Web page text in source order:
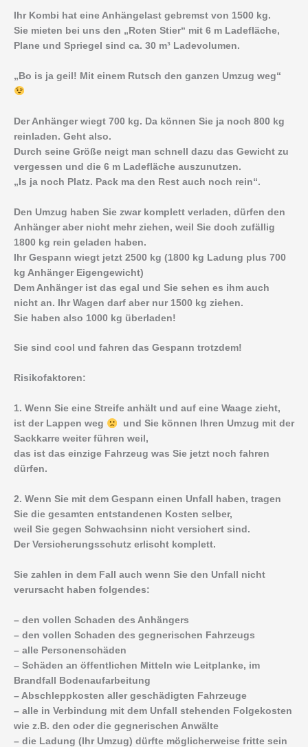
Ihr Kombi hat eine Anhängelast gebremst von 1500 kg.
Sie mieten bei uns den „Roten Stier“ mit 6 m Ladefläche,
Plane und Spriegel sind ca. 30 m³ Ladevolumen.
„Bo is ja geil! Mit einem Rutsch den ganzen Umzug weg“
Der Anhänger wiegt 700 kg. Da können Sie ja noch 800 kg
reinladen. Geht also.
Durch seine Größe neigt man schnell dazu das Gewicht zu
vergessen und die 6 m Ladefläche auszunutzen.
„Is ja noch Platz. Pack ma den Rest auch noch rein“.
Den Umzug haben Sie zwar komplett verladen, dürfen den
Anhänger aber nicht mehr ziehen, weil Sie doch zufällig
1800 kg rein geladen haben.
Ihr Gespann wiegt jetzt 2500 kg (1800 kg Ladung plus 700
kg Anhänger Eigengewicht)
Dem Anhänger ist das egal und Sie sehen es ihm auch
nicht an. Ihr Wagen darf aber nur 1500 kg ziehen.
Sie haben also 1000 kg überladen!
Sie sind cool und fahren das Gespann trotzdem!
Risikofaktoren:
1. Wenn Sie eine Streife anhält und auf eine Waage zieht,
ist der Lappen weg
und Sie können Ihren Umzug mit der
Sackkarre weiter führen weil,
das ist das einzige Fahrzeug was Sie jetzt noch fahren
dürfen.
2. Wenn Sie mit dem Gespann einen Unfall haben, tragen
Sie die gesamten entstandenen Kosten selber,
weil Sie gegen Schwachsinn nicht versichert sind.
Der Versicherungsschutz erlischt komplett.
Sie zahlen in dem Fall auch wenn Sie den Unfall nicht
verursacht haben folgendes:
– den vollen Schaden des Anhängers
– den vollen Schaden des gegnerischen Fahrzeugs
– alle Personenschäden
– Schäden an öffentlichen Mitteln wie Leitplanke, im
Brandfall Bodenaufarbeitung
– Abschleppkosten aller geschädigten Fahrzeuge
– alle in Verbindung mit dem Unfall stehenden Folgekosten
wie z.B. den oder die gegnerischen Anwälte
– die Ladung (Ihr Umzug) dürfte möglicherweise fritte sein